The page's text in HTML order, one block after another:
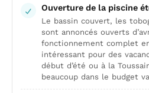
Ouverture de la piscine
Le bassin couvert, les
sont annoncés ouverts
fonctionnement complet
intéressant pour des
début d’été ou à la
beaucoup dans le budget